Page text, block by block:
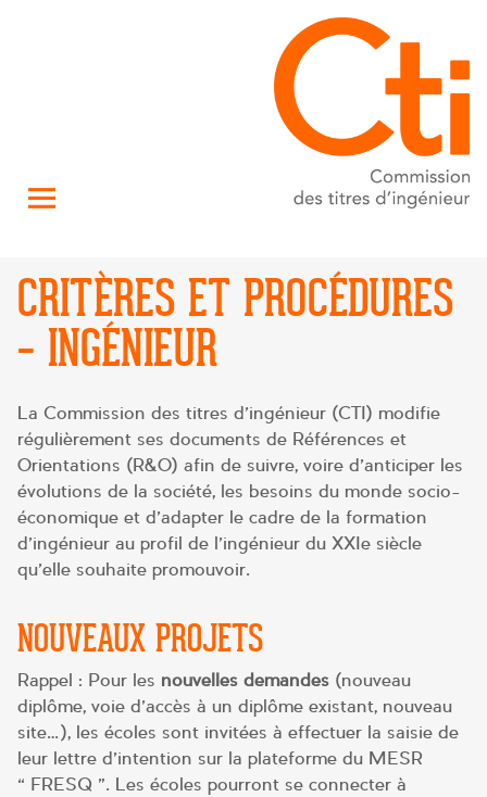
CRITÈRES ET PROCÉDURES
– INGÉNIEUR
La Commission des titres d’ingénieur (CTI) modifie
régulièrement ses documents de Références et
Orientations (R&O) afin de suivre, voire d’anticiper les
évolutions de la société, les besoins du monde socio-
économique et d’adapter le cadre de la formation
d’ingénieur au profil de l’ingénieur du XXIe siècle
qu’elle souhaite promouvoir.
NOUVEAUX PROJETS
Rappel : Pour les nouvelles demandes (nouveau
diplôme, voie d’accès à un diplôme existant, nouveau
site…), les écoles sont invitées à effectuer la saisie de
leur lettre d’intention sur la plateforme du MESR
« FRESQ ». Les écoles pourront se connecter à